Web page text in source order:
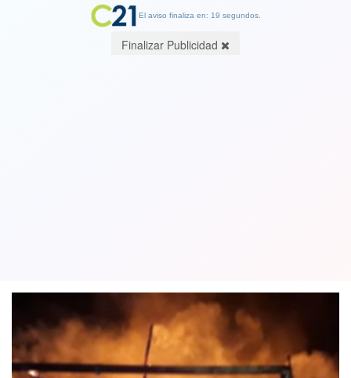
El aviso finaliza en: 19 segundos.
Finalizar Publicidad